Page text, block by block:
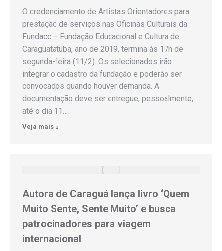
O credenciamento de Artistas Orientadores para
prestação de serviços nas Oficinas Culturais da
Fundacc – Fundação Educacional e Cultura de
Caraguatatuba, ano de 2019, termina às 17h de
segunda-feira (11/2). Os selecionados irão
integrar o cadastro da fundação e poderão ser
convocados quando houver demanda. A
documentação deve ser entregue, pessoalmente,
até o dia 11…
Veja mais
Autora de Caraguá lança livro ‘Quem
Muito Sente, Sente Muito’ e busca
patrocinadores para viagem
internacional